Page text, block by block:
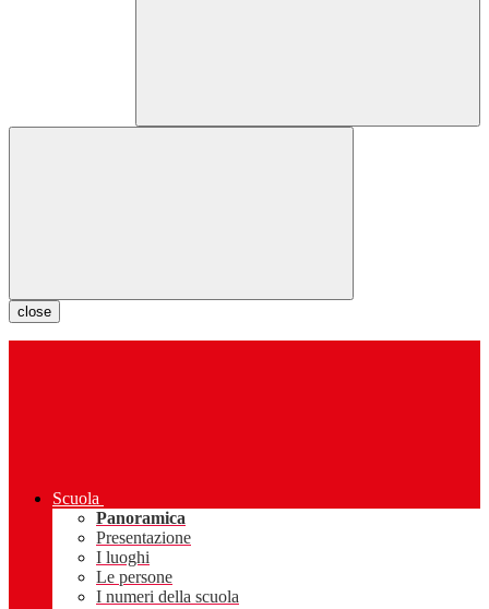
close
Scuola
Panoramica
Presentazione
I luoghi
Le persone
I numeri della scuola